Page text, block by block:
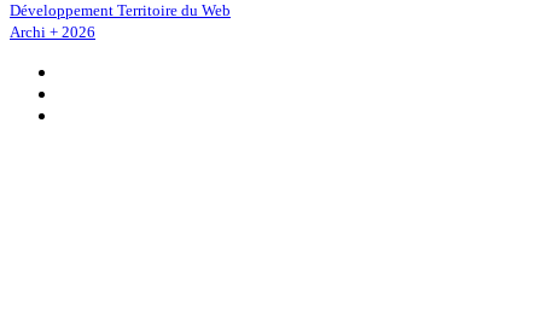
Développement Territoire du Web
Archi + 2026